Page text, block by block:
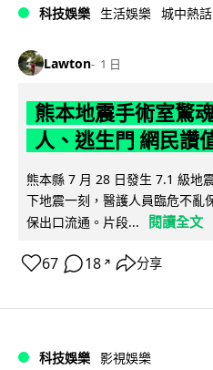
科技娛樂 生活娛樂 城中熱話
Lawton 1 日
熊本地震手術室驚
人、逃生門 網民讚
熊本縣 7 月 28 日發生 7.1 級地
下地震一刻，醫護人員臨危不亂
保出口流通。片段...
閱讀全文
67 18 ↗ 分享
科技娛樂 影視娛樂